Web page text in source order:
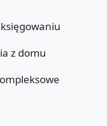
z domu